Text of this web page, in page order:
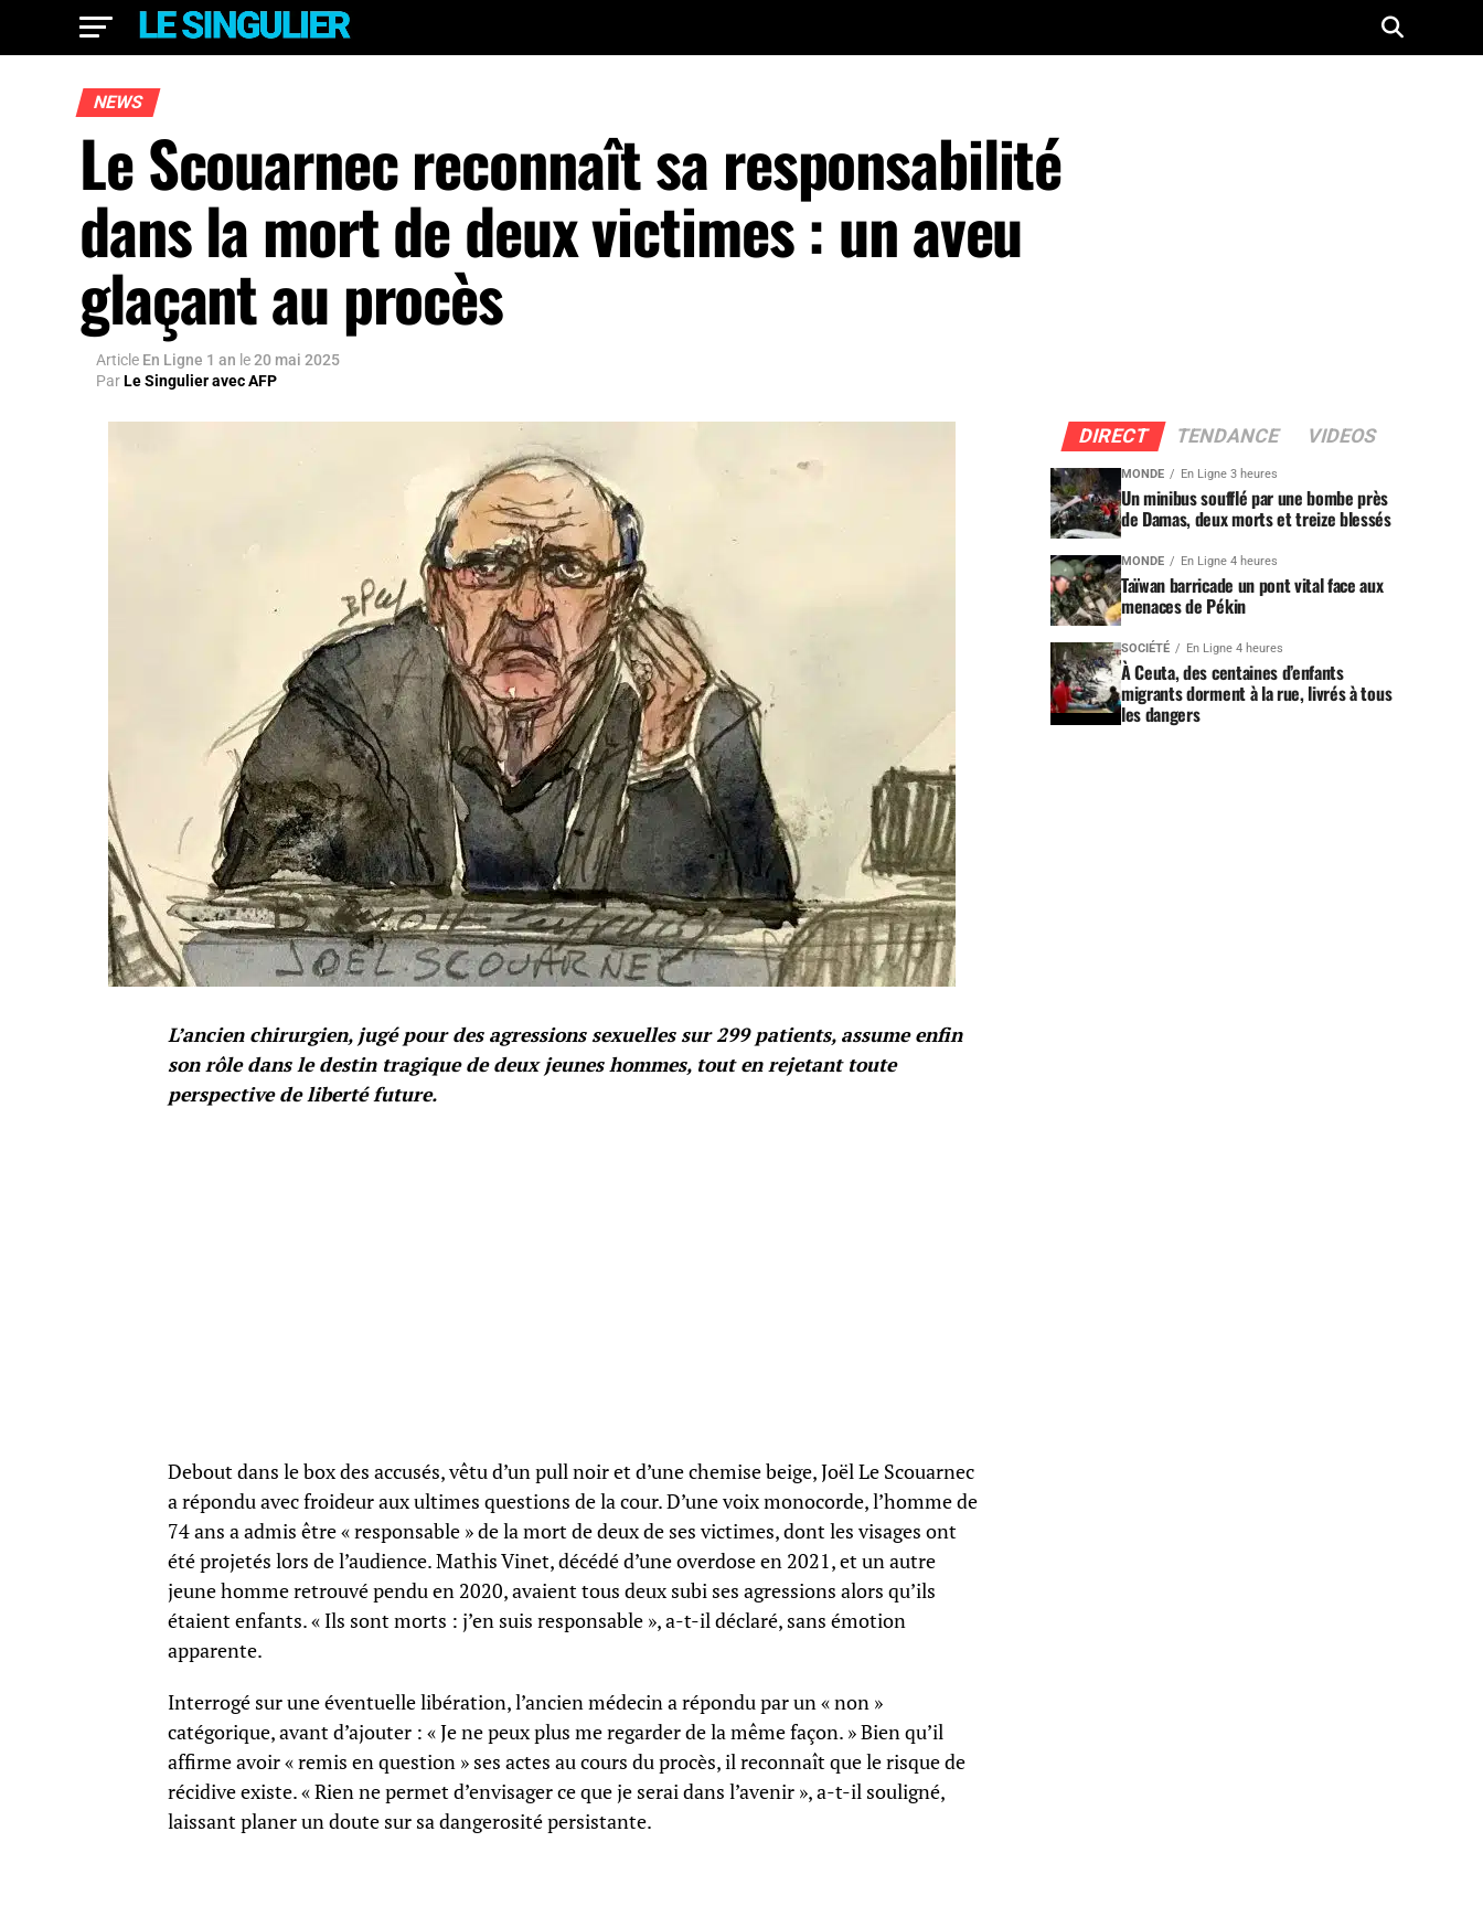
NEWS
Le Scouarnec reconnaît sa responsabilité
dans la mort de deux victimes : un aveu
glaçant au procès
Article En Ligne 1 an le20 mai 2025
ParLe Singulier avec AFP
L’ancien chirurgien, jugé pour des agressions sexuelles sur 299 patients, assume enfin
son rôle dans le destin tragique de deux jeunes hommes, tout en rejetant toute
perspective de liberté future.
Debout dans le box des accusés, vêtu d’un pull noir et d’une chemise beige, Joël Le Scouarnec
a répondu avec froideur aux ultimes questions de la cour. D’une voix monocorde, l’homme de
74 ans a admis être « responsable » de la mort de deux de ses victimes, dont les visages ont
été projetés lors de l’audience. Mathis Vinet, décédé d’une overdose en 2021, et un autre
jeune homme retrouvé pendu en 2020, avaient tous deux subi ses agressions alors qu’ils
étaient enfants. « Ils sont morts : j’en suis responsable », a-t-il déclaré, sans émotion
apparente.
Interrogé sur une éventuelle libération, l’ancien médecin a répondu par un « non »
catégorique, avant d’ajouter : « Je ne peux plus me regarder de la même façon. » Bien qu’il
affirme avoir « remis en question » ses actes au cours du procès, il reconnaît que le risque de
récidive existe. « Rien ne permet d’envisager ce que je serai dans l’avenir », a-t-il souligné,
laissant planer un doute sur sa dangerosité persistante.
DIRECT TENDANCE VIDEOS
MONDE En Ligne 3 heures
Un minibus soufflé par une bombe près
de Damas, deux morts et treize blessés
MONDE En Ligne 4 heures
Taïwan barricade un pont vital face aux
menaces de Pékin
SOCIÉTÉ En Ligne 4 heures
À Ceuta, des centaines d’enfants
migrants dorment à la rue, livrés à tous
les dangers